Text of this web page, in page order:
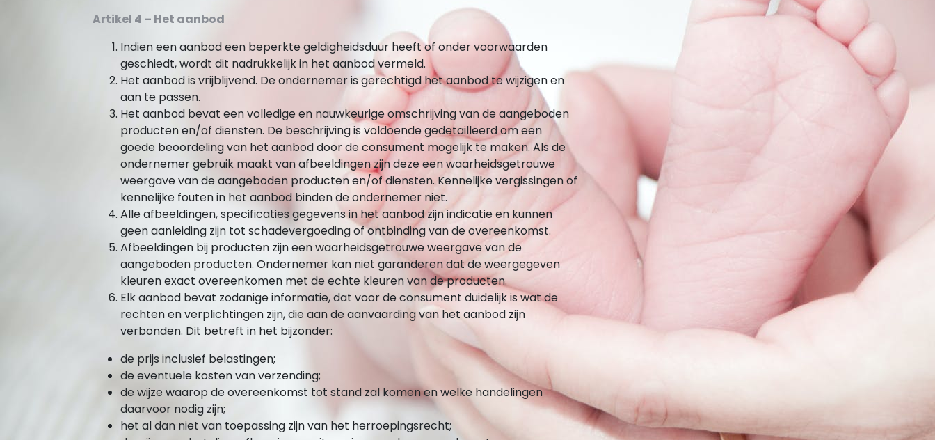
Artikel 4 – Het aanbod
Indien een aanbod een beperkte geldigheidsduur heeft of onder voorwaarden
geschiedt, wordt dit nadrukkelijk in het aanbod vermeld.
Het aanbod is vrijblijvend. De ondernemer is gerechtigd het aanbod te wijzigen en
aan te passen.
Het aanbod bevat een volledige en nauwkeurige omschrijving van de aangeboden
producten en/of diensten. De beschrijving is voldoende gedetailleerd om een
goede beoordeling van het aanbod door de consument mogelijk te maken. Als de
ondernemer gebruik maakt van afbeeldingen zijn deze een waarheidsgetrouwe
weergave van de aangeboden producten en/of diensten. Kennelijke vergissingen of
kennelijke fouten in het aanbod binden de ondernemer niet.
Alle afbeeldingen, specificaties gegevens in het aanbod zijn indicatie en kunnen
geen aanleiding zijn tot schadevergoeding of ontbinding van de overeenkomst.
Afbeeldingen bij producten zijn een waarheidsgetrouwe weergave van de
aangeboden producten. Ondernemer kan niet garanderen dat de weergegeven
kleuren exact overeenkomen met de echte kleuren van de producten.
Elk aanbod bevat zodanige informatie, dat voor de consument duidelijk is wat de
rechten en verplichtingen zijn, die aan de aanvaarding van het aanbod zijn
verbonden. Dit betreft in het bijzonder:
de prijs inclusief belastingen;
de eventuele kosten van verzending;
de wijze waarop de overeenkomst tot stand zal komen en welke handelingen
daarvoor nodig zijn;
het al dan niet van toepassing zijn van het herroepingsrecht;